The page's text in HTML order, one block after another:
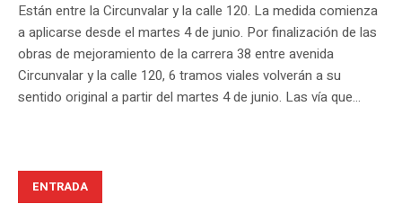
Están entre la Circunvalar y la calle 120. La medida comienza
a aplicarse desde el martes 4 de junio. Por finalización de las
obras de mejoramiento de la carrera 38 entre avenida
Circunvalar y la calle 120, 6 tramos viales volverán a su
sentido original a partir del martes 4 de junio. Las vía que...
ENTRADA